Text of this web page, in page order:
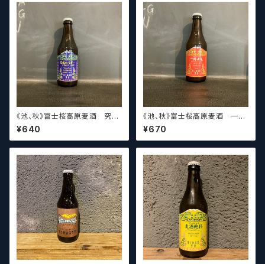
《池、秋》富士桜高原麦酒 究極
のラガー Fujizakura Kouge
n Beer Ultimate Lager
【クラフトビール】
¥640
《池、秋》富士桜高原麦酒 一陽
来復 -Strata- Fujizakura K
ougen Beer 【クラフトビー
ル】
¥670